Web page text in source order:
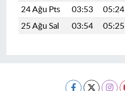
24 Ağu Pts
03:53 05:24
25 Ağu Sal
03:54 05:25